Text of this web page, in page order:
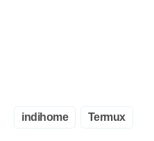
indihome Termux